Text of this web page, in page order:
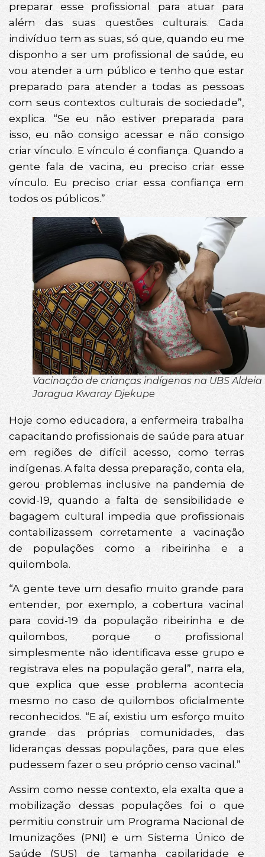
preparar esse profissional para atuar para
além das suas questões culturais. Cada
indivíduo tem as suas, só que, quando eu me
disponho a ser um profissional de saúde, eu
vou atender a um público e tenho que estar
preparado para atender a todas as pessoas
com seus contextos culturais de sociedade”,
explica. “Se eu não estiver preparada para
isso, eu não consigo acessar e não consigo
criar vínculo. E vínculo é confiança. Quando a
gente fala de vacina, eu preciso criar esse
vínculo. Eu preciso criar essa confiança em
todos os públicos.”
Vacinação de crianças indígenas na UBS Aldeia
Jaragua Kwaray Djekupe
Hoje como educadora, a enfermeira trabalha
capacitando profissionais de saúde para atuar
em regiões de difícil acesso, como terras
indígenas. A falta dessa preparação, conta ela,
gerou problemas inclusive na pandemia de
covid-19, quando a falta de sensibilidade e
bagagem cultural impedia que profissionais
contabilizassem corretamente a vacinação
de populações como a ribeirinha e a
quilombola.
“A gente teve um desafio muito grande para
entender, por exemplo, a cobertura vacinal
para covid-19 da população ribeirinha e de
quilombos, porque o profissional
simplesmente não identificava esse grupo e
registrava eles na população geral”, narra ela,
que explica que esse problema acontecia
mesmo no caso de quilombos oficialmente
reconhecidos. “E aí, existiu um esforço muito
grande das próprias comunidades, das
lideranças dessas populações, para que eles
pudessem fazer o seu próprio censo vacinal.”
Assim como nesse contexto, ela exalta que a
mobilização dessas populações foi o que
permitiu construir um Programa Nacional de
Imunizações (PNI) e um Sistema Único de
Saúde (SUS) de tamanha capilaridade e